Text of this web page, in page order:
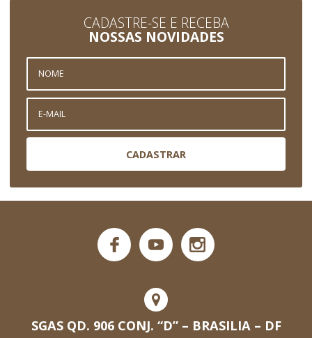
CADASTRE-SE E RECEBA
NOSSAS NOVIDADES
CADASTRAR
SGAS QD. 906 CONJ. “D” – BRASILIA – DF